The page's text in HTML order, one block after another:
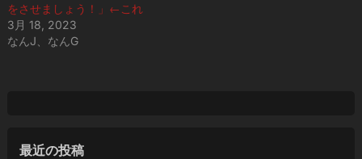
をさせましょう！」←これ
3月 18, 2023
なんJ、なんG
最近の投稿